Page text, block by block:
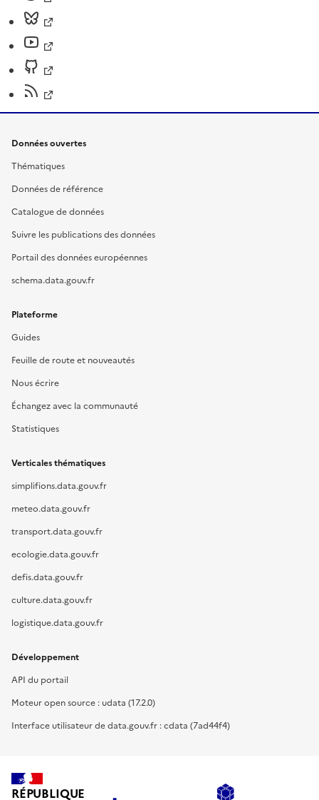
Données ouvertes
Thématiques
Données de référence
Catalogue de données
Suivre les publications des données
Portail des données européennes
schema.data.gouv.fr
Plateforme
Guides
Feuille de route et nouveautés
Nous écrire
Échangez avec la communauté
Statistiques
Verticales thématiques
simplifions.data.gouv.fr
meteo.data.gouv.fr
transport.data.gouv.fr
ecologie.data.gouv.fr
defis.data.gouv.fr
culture.data.gouv.fr
logistique.data.gouv.fr
Développement
API du portail
Moteur open source : udata (17.2.0)
Interface utilisateur de data.gouv.fr : cdata (7ad44f4)
RÉPUBLIQUE